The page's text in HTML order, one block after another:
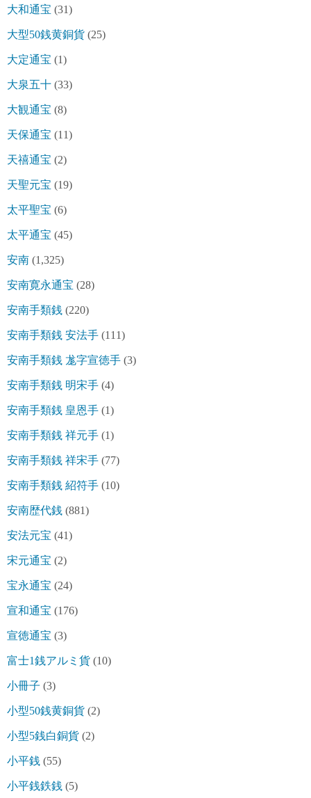
大和通宝 (31)
大型50銭黄銅貨 (25)
大定通宝 (1)
大泉五十 (33)
大観通宝 (8)
天保通宝 (11)
天禧通宝 (2)
天聖元宝 (19)
太平聖宝 (6)
太平通宝 (45)
安南 (1,325)
安南寛永通宝 (28)
安南手類銭 (220)
安南手類銭 安法手 (111)
安南手類銭 尨字宣徳手 (3)
安南手類銭 明宋手 (4)
安南手類銭 皇恩手 (1)
安南手類銭 祥元手 (1)
安南手類銭 祥宋手 (77)
安南手類銭 紹符手 (10)
安南歴代銭 (881)
安法元宝 (41)
宋元通宝 (2)
宝永通宝 (24)
宣和通宝 (176)
宣徳通宝 (3)
富士1銭アルミ貨 (10)
小冊子 (3)
小型50銭黄銅貨 (2)
小型5銭白銅貨 (2)
小平銭 (55)
小平銭鉄銭 (5)